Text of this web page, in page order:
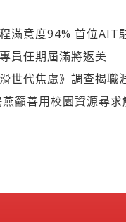
滿意度94% 首位AIT
員任期屆滿將返美
世代焦慮》調查揭職
籲善用校園資源尋求